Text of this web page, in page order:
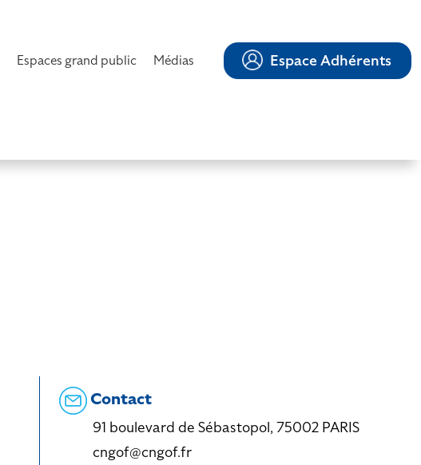
Espaces grand public Médias Espace Adhérents
Contact
91 boulevard de Sébastopol, 75002 PARIS
cngof@cngof.fr